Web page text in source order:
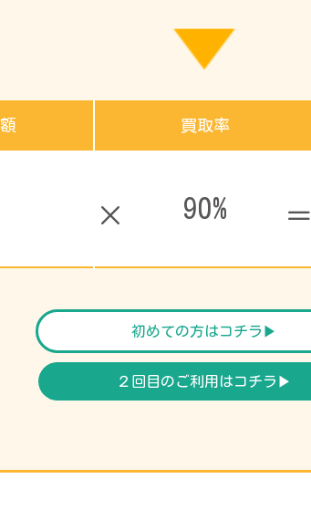
買取率
90%
× ＝
初めての方はコチラ▶︎
２回目のご利用はコチラ▶︎